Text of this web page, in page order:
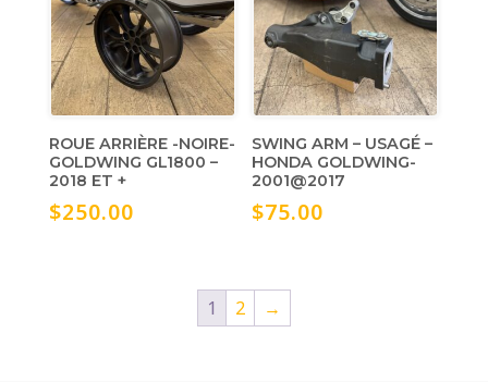
ROUE ARRIÈRE -NOIRE-
GOLDWING GL1800 –
2018 ET +
$250.00
SWING ARM – USAGÉ –
HONDA GOLDWING-
2001@2017
$75.00
1 2 →